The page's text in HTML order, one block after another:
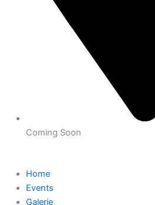
Coming Soon
Home
Events
Galerie